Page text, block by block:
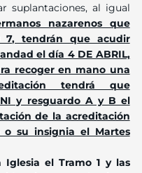
suplantaciones, al igual
nazarenos que
7, tendrán que acudir
el día 4 DE ABRIL,
recoger en mano una
tendrá que
y resguardo A y B el
de la acreditación
su insignia el Martes
el Tramo 1 y las